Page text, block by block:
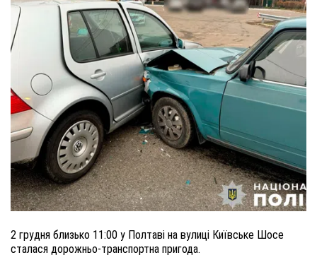
2 грудня близько 11:00 у Полтаві на вулиці Київське Шосе
сталася дорожньо-транспортна пригода.